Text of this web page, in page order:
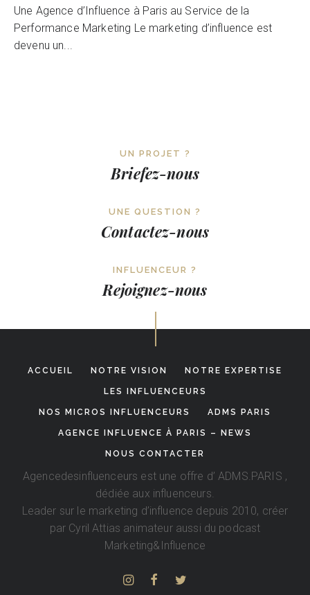
Une Agence d’Influence à Paris au Service de la
Performance Marketing Le marketing d’influence est
devenu un...
UN PROJET ?
Briefez-nous
UNE QUESTION ?
Contactez-nous
INFLUENCEUR ?
Rejoignez-nous
ACCUEIL NOTRE VISION NOTRE EXPERTISE
LES INFLUENCEURS
NOS MICROS INFLUENCEURS ADMS PARIS
AGENCE INFLUENCE À PARIS – NEWS
NOUS CONTACTER
Agencedesinfluenceurs est une offre d’ADMS.PARIS ,
dédiée aux influenceurs.
Leader sur le marketing d’influence depuis 2010, créer
par Cyril Attias animateur aussi du podcast
Marketing&Influence